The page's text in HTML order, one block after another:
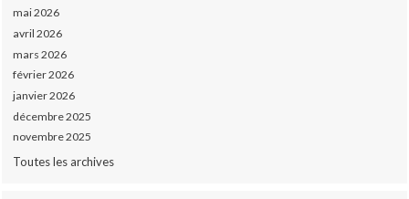
mai 2026
avril 2026
mars 2026
février 2026
janvier 2026
décembre 2025
novembre 2025
Toutes les archives